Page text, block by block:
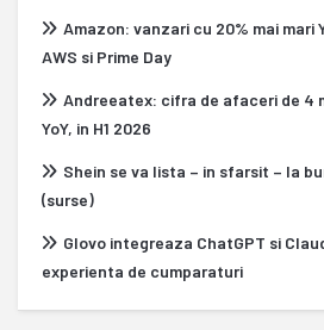
Amazon: vanzari cu 20% mai mari
AWS si Prime Day
Andreeatex: cifra de afaceri de 4
YoY, in H1 2026
Shein se va lista – in sfarsit – la
(surse)
Glovo integreaza ChatGPT si
experienta de cumparaturi